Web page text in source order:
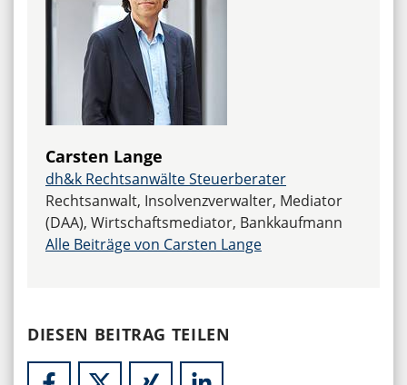
Carsten Lange
dh&k Rechtsanwälte Steuerberater
Rechtsanwalt, Insolvenzverwalter, Mediator
(DAA), Wirtschaftsmediator, Bankkaufmann
Alle Beiträge von Carsten Lange
DIESEN BEITRAG TEILEN